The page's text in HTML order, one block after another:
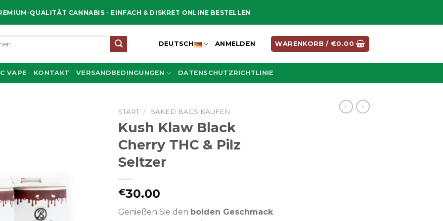
QUALITÄT CANNABIS - EINFACH & DISKRET ONLINE BESTELLEN
DEUTSCH ANMELDEN WARENKORB / €0.00
VAPE KONTAKT VERSANDBEDINGUNGEN DATENSCHUTZRICHTLINIE
START / BAKED BAGS KAUFEN
Kush Klaw Black
Cherry THC & Pilz
Seltzer
€30.00
Genießen Sie den bolden Geschmack